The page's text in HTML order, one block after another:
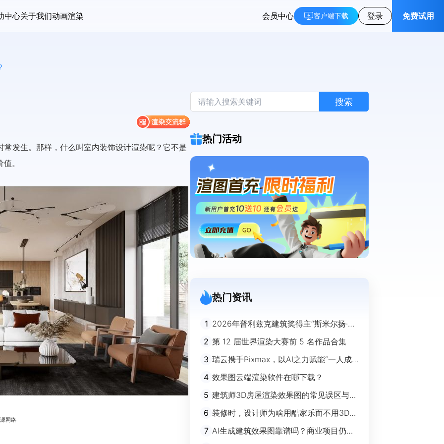
中心关于我们动画渲染 会员中心 客户端下载 登录 免费试用
发生。那样，什么叫室内装饰设计渲染呢？它不是
。
网络
搜索
热门活动
热门资讯
1 2026年普利兹克建筑奖得主“斯米尔扬·拉
迪奇”经典作品欣赏
2 第 12 届世界渲染大赛前 5 名作品合集
3 瑞云携手Pixmax，以AI之力赋能“一人成
4 效果图云端渲染软件在哪下载？
5 建筑师3D房屋渲染效果图的常见误区与规
避指南
6 装修时，设计师为啥用酷家乐而不用3Ds
max？
7 AI生成建筑效果图靠谱吗？商业项目仍离